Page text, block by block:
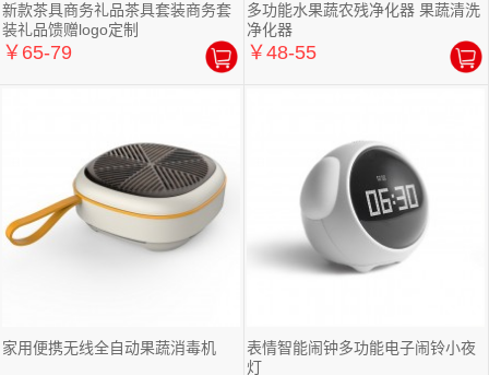
新款茶具商务礼品茶具套装商务套
装礼品馈赠logo定制
￥65-79
多功能水果蔬农残净化器 果蔬清洗
净化器
￥48-55
家用便携无线全自动果蔬消毒机
表情智能闹钟多功能电子闹铃小夜
灯